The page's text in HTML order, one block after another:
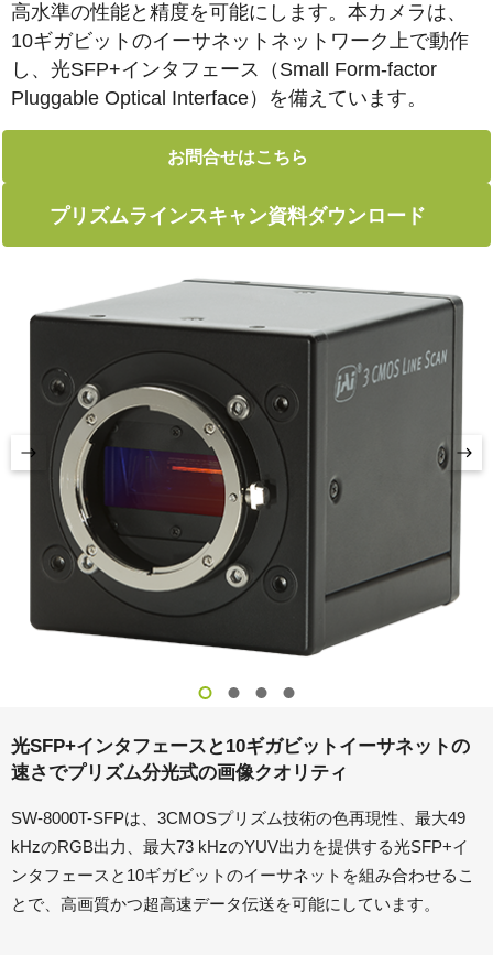
高水準の性能と精度を可能にします。本カメラは、
10ギガビットのイーサネットネットワーク上で動作
し、光SFP+インタフェース（Small Form-factor
Pluggable Optical Interface）を備えています。
お問合せはこちら
プリズムラインスキャン資料ダウンロード
光SFP+インタフェースと10ギガビットイーサネットの
速さでプリズム分光式の画像クオリティ
SW-8000T-SFPは、3CMOSプリズム技術の色再現性、最大49
kHzのRGB出力、最大73 kHzのYUV出力を提供する光SFP+イ
ンタフェースと10ギガビットのイーサネットを組み合わせるこ
とで、高画質かつ超高速データ伝送を可能にしています。